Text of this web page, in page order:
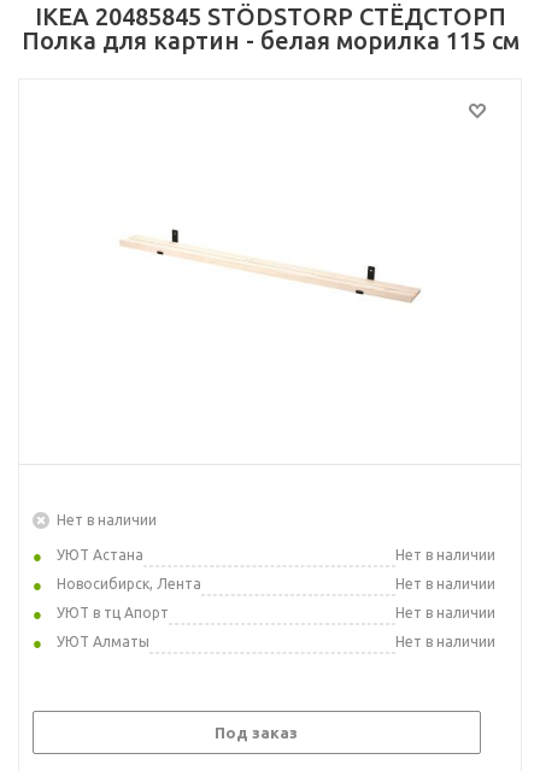
IKEA 20485845 STÖDSTORP СТЁДСТОРП
Полка для картин - белая морилка 115 см
Нет в наличии
УЮТ Астана
Нет в наличии
Новосибирск, Лента
Нет в наличии
УЮТ в тц Апорт
Нет в наличии
УЮТ Алматы
Нет в наличии
Под заказ